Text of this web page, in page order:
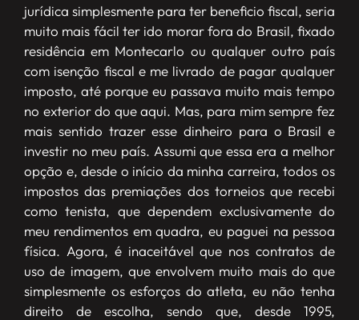
jurídica simplesmente para ter beneficio fiscal, seria
muito mais fácil ter ido morar fora do Brasil, fixado
residência em Montecarlo ou qualquer outro país
com isenção fiscal e me livrado de pagar qualquer
imposto, até porque eu passava muito mais tempo
no exterior do que aqui. Mas, para mim sempre fez
mais sentido trazer esse dinheiro para o Brasil e
investir no meu país. Assumi que essa era a melhor
opção e, desde o início da minha carreira, todos os
impostos das premiações dos torneios que recebi
como tenista, que dependem exclusivamente do
meu rendimentos em quadra, eu paguei na pessoa
física. Agora, é inaceitável que nos contratos de
uso de imagem, que envolvem muito mais do que
simplesmente os esforços do atleta, eu não tenha
direito de escolha, sendo que, desde 1995,